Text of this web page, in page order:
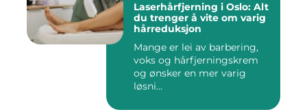
Laserhårfjerning i Oslo: Alt
du trenger å vite om varig
hårreduksjon
Mange er lei av barbering,
voks og hårfjerningskrem
og ønsker en mer varig
løsni...